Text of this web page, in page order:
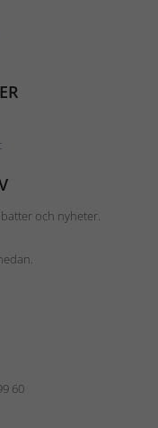
och nyheter.
60